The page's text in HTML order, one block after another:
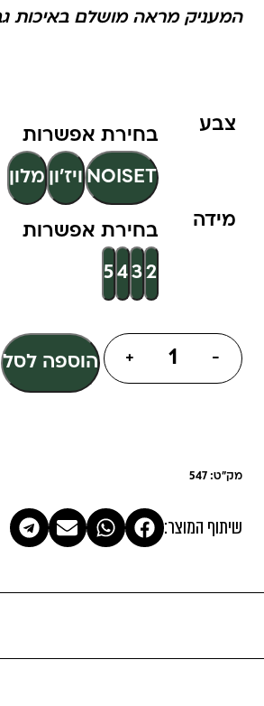
המעניק מראה מושלם באיכות
צבע
NOISET ויז'ון מלון
מידה
2
3
4
5
-
+ הוספה לסל
מק"ט: 547
שיתוף המוצר: